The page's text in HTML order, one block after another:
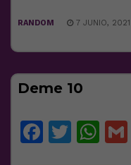
RANDOM 7 JUNIO, 2021
Deme 10